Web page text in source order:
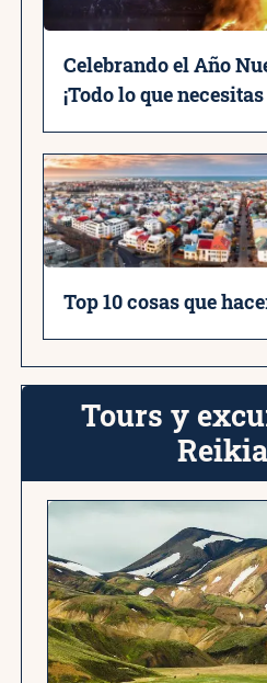
Celebrando el Año
¡Todo lo que
Top 10 cosas que
Tours y